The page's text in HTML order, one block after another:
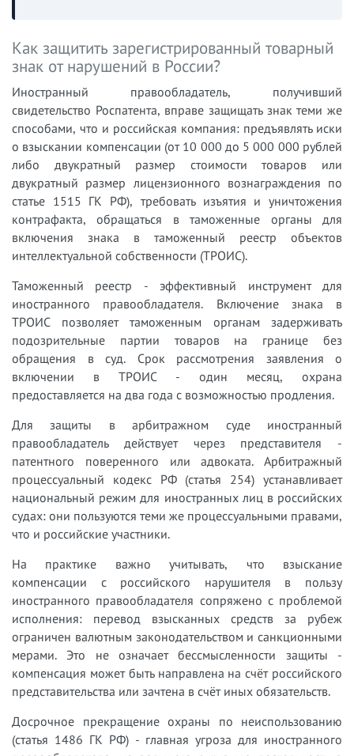
Как защитить зарегистрированный товарный
знак от нарушений в России?
Иностранный правообладатель, получивший
свидетельство Роспатента, вправе защищать знак теми же
способами, что и российская компания: предъявлять иски
о взыскании компенсации (от 10 000 до 5 000 000 рублей
либо двукратный размер стоимости товаров или
двукратный размер лицензионного вознаграждения по
статье 1515 ГК РФ), требовать изъятия и уничтожения
контрафакта, обращаться в таможенные органы для
включения знака в таможенный реестр объектов
интеллектуальной собственности (ТРОИС).
Таможенный реестр - эффективный инструмент для
иностранного правообладателя. Включение знака в
ТРОИС позволяет таможенным органам задерживать
подозрительные партии товаров на границе без
обращения в суд. Срок рассмотрения заявления о
включении в ТРОИС - один месяц, охрана
предоставляется на два года с возможностью продления.
Для защиты в арбитражном суде иностранный
правообладатель действует через представителя -
патентного поверенного или адвоката. Арбитражный
процессуальный кодекс РФ (статья 254) устанавливает
национальный режим для иностранных лиц в российских
судах: они пользуются теми же процессуальными правами,
что и российские участники.
На практике важно учитывать, что взыскание
компенсации с российского нарушителя в пользу
иностранного правообладателя сопряжено с проблемой
исполнения: перевод взысканных средств за рубеж
ограничен валютным законодательством и санкционными
мерами. Это не означает бессмысленности защиты -
компенсация может быть направлена на счёт российского
представительства или зачтена в счёт иных обязательств.
Досрочное прекращение охраны по неиспользованию
(статья 1486 ГК РФ) - главная угроза для иностранного